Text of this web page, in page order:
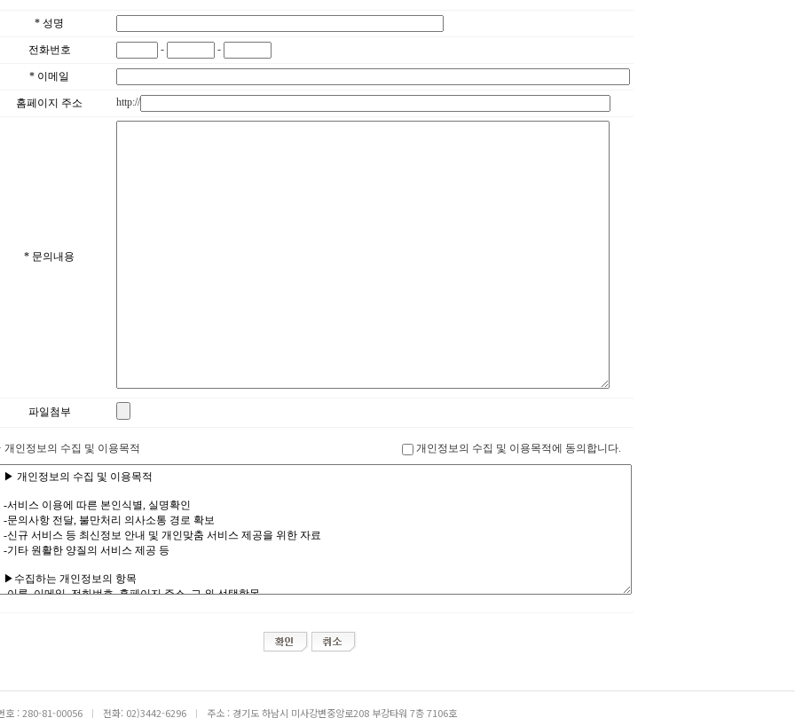
* 성명
전화번호 - -
* 이메일
홈페이지 주소 http://
* 문의내용
파일첨부
개인정보의 수집 및 이용목적 개인정보의 수집 및 이용목적에 동의합니다.
호 : 280-81-00056 | 전화: 02)3442-6296 | 주소 : 경기도 하남시 미사강변중앙로208 부강타워 7층 7106호